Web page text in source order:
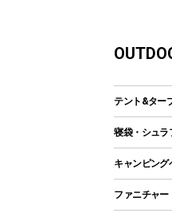
テント&ター
テント
ツールーム
ワンポール
寝袋・シュラ
レクタング
インナー
キャンピング
キャンピン
ファニチャー